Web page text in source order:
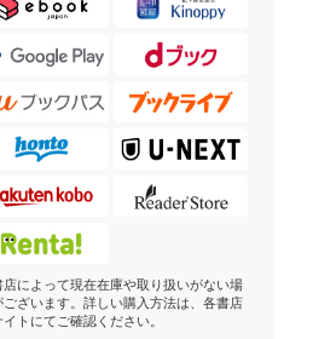
によって現在在庫や取り扱いがない場
ございます。詳しい購入方法は、各書店
イトにてご確認ください。